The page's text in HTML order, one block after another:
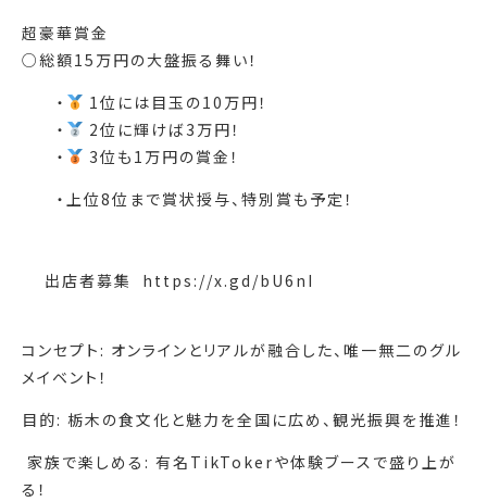
超豪華賞金
○総額15万円の大盤振る舞い！
・
1位には目玉の10万円！
・
2位に輝けば3万円！
・
3位も1万円の賞金！
・上位8位まで賞状授与、特別賞も予定！
出店者募集 ️ https://x.gd/bU6nI
コンセプト: オンラインとリアルが融合した、唯一無二のグル
メイベント！
目的: 栃木の食文化と魅力を全国に広め、観光振興を推進！
‍‍‍ 家族で楽しめる: 有名TikTokerや体験ブースで盛り上が
る！